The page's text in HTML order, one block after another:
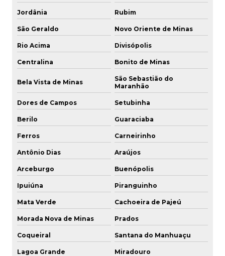
Jordânia Rubim
São Geraldo Novo Oriente de Minas
Rio Acima Divisópolis
Centralina Bonito de Minas
Bela Vista de Minas
São Sebastião do
Maranhão
Dores de Campos Setubinha
Berilo Guaraciaba
Ferros Carneirinho
Antônio Dias Araújos
Arceburgo Buenópolis
Ipuiúna Piranguinho
Mata Verde Cachoeira de Pajeú
Morada Nova de Minas Prados
Coqueiral Santana do Manhuaçu
Lagoa Grande Miradouro